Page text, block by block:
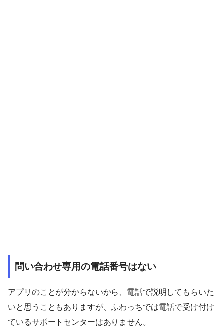
問い合わせ専用の電話番号はない
アプリのことが分からないから、電話で説明してもらいた
いと思うこともありますが、ふわっちでは電話で受け付け
ているサポートセンターはありません。